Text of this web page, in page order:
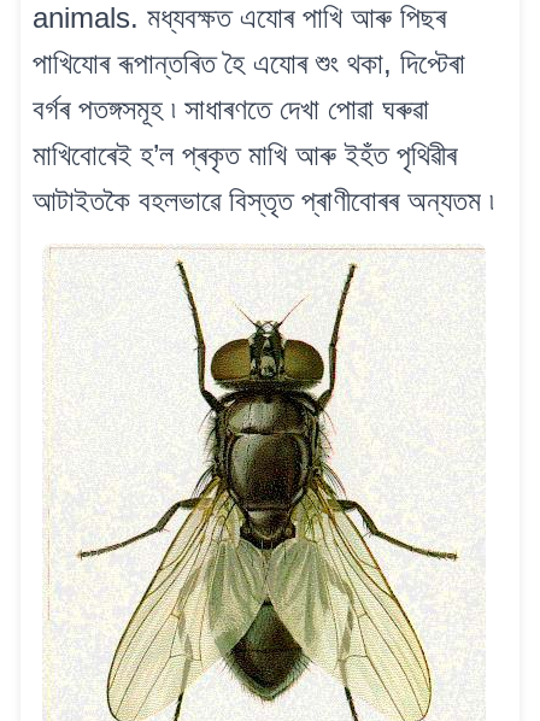
animals. মধ্যবক্ষত এযোৰ পাখি আৰু পিছৰ
পাখিযোৰ ৰূপান্তৰিত হৈ এযোৰ শুং থকা, দিপ্টেৰা
বৰ্গৰ পতঙ্গসমূহ ৷ সাধাৰণতে দেখা পোৱা ঘৰুৱা
মাখিবোৰেই হ’ল প্ৰকৃত মাখি আৰু ইহঁত পৃথিৱীৰ
আটাইতকৈ বহলভাৱে বিস্তৃত প্ৰাণীবোৰৰ অন্যতম ৷